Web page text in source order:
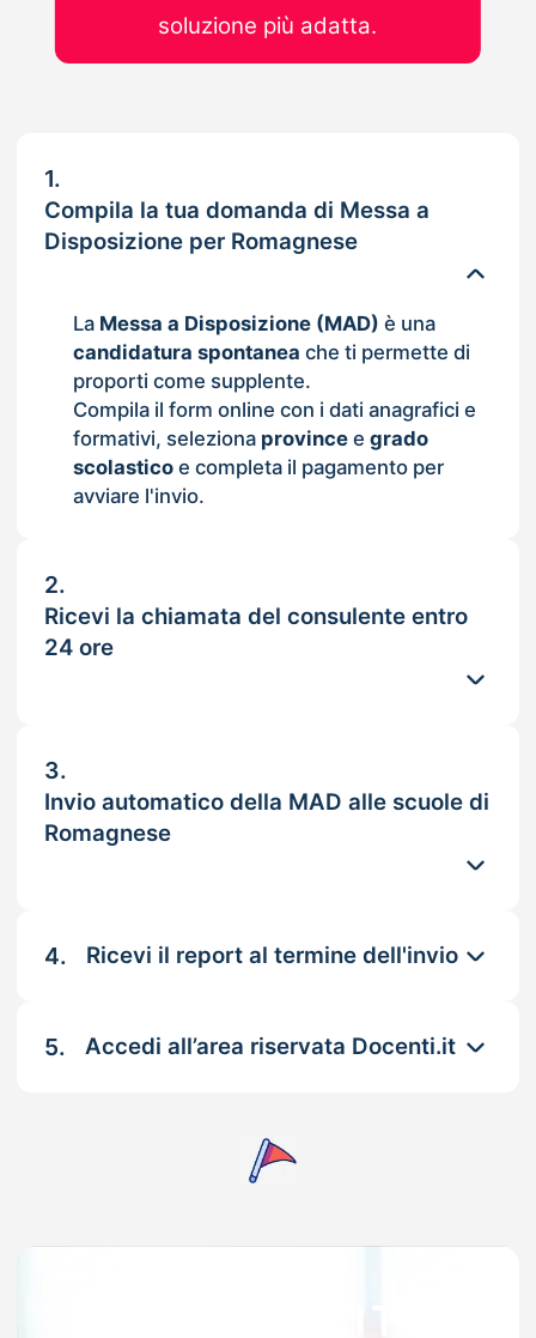
1.
Compila la tua domanda di Messa a
Disposizione per Romagnese
La Messa a Disposizione (MAD) è una
candidatura spontanea che ti permette di
proporti come supplente.
Compila il form online con i dati anagrafici e
formativi, seleziona provincee grado
scolasticoe completa il pagamento per
avviare l'invio.
2.
Ricevi la chiamata del consulente entro
24 ore
3.
Invio automatico della MAD alle scuole di
Romagnese
4. Ricevi il report al termine dell'invio
5. Accedi all’area riservata Docenti.it
soluzione più adatta.